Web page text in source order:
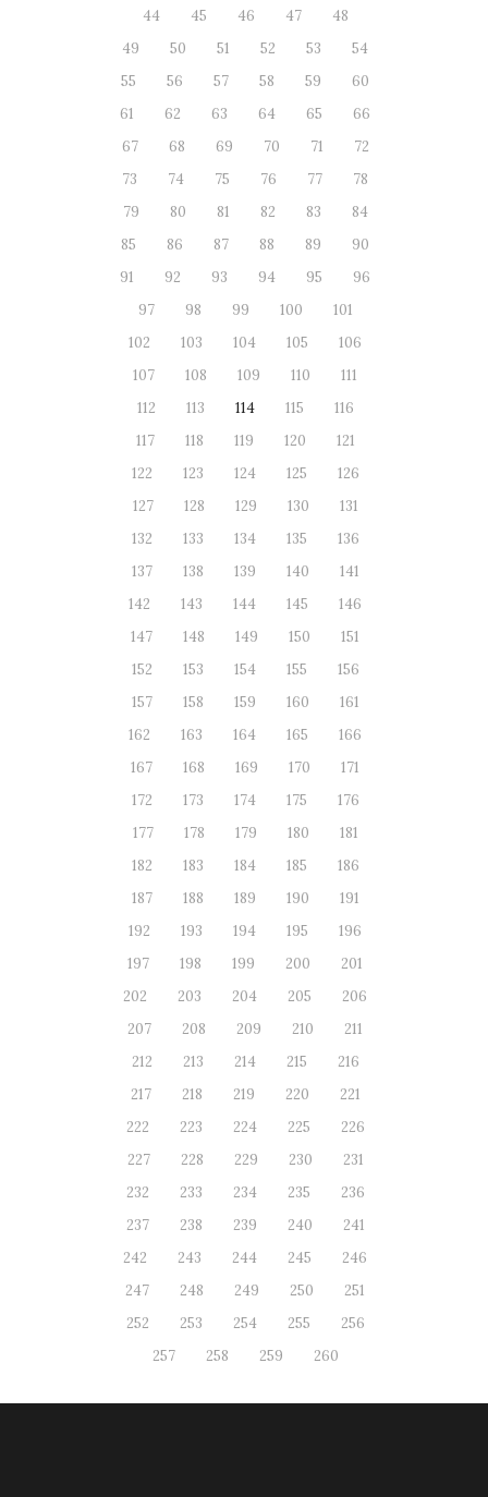
44 45 46 47
48
49
50 51 52 53
54
55
56 57 58 59
60
61
62 63 64 65
66
67
68 69 70 71
72
73
74 75 76 77
78
79
80 81 82 83
84
85
86 87 88 89
90
91
92 93 94 95
96
97
98 99 100
101
102
103 104 105
106
107
108 109 110
111
112
113 114 115
116
117
118 119 120
121
122
123 124 125
126
127
128 129 130
131
132
133 134 135
136
137
138 139 140
141
142
143 144 145
146
147
148 149 150
151
152
153 154 155
156
157
158 159 160
161
162
163 164 165
166
167
168 169 170
171
172
173 174 175
176
177
178 179 180
181
182
183 184 185
186
187
188 189 190
191
192
193 194 195
196
197
198 199 200
201
202
203 204 205
206
207
208 209 210
211
212
213 214 215
216
217
218 219 220
221
222
223 224 225
226
227
228 229 230
231
232
233 234 235
236
237
238 239 240
241
242
243 244 245
246
247
248 249 250
251
252
253 254 255
256
257
258 259 260